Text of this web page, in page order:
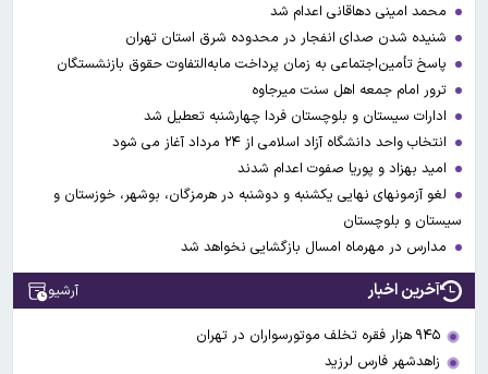
محمد امینی دهاقانی اعدام شد
شنیده شدن صدای انفجار در محدوده شرق استان تهران
پاسخ تأمین‌اجتماعی به زمان پرداخت مابه‌التفاوت حقوق بازنشستگان
ترور امام جمعه اهل سنت میرجاوه
ادارات سیستان و بلوچستان فردا چهارشنبه تعطیل شد
انتخاب واحد دانشگاه آزاد اسلامی از ۲۴ مرداد آغاز می شود
امید بهزاد و پوریا صفوت اعدام شدند
لغو آزمونهای نهایی یکشنبه و دوشنبه در هرمزگان، بوشهر، خوزستان و
سیستان و بلوچستان
مدارس در مهرماه امسال بازگشایی نخواهد شد
آخرین اخبار آرشیو
۹۴۵ هزار فقره تخلف موتورسواران در تهران
زاهدشهر فارس لرزید